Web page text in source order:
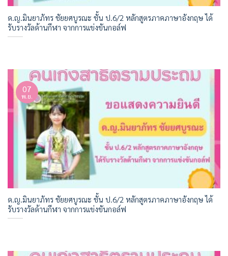
ด.ญ.มินยาภัทร ชัยยศบูรณะ ชั้น ป.6/2 หลักสูตรภาคภาษาอังกฤษ ได้
รับรางวัลด้านกีฬา จากการแข่งขันกอล์ฟ
ด.ญ.มินยาภัทร ชัยยศบูรณะ ชั้น ป.6/2 หลักสูตรภาคภาษาอังกฤษ ได้
รับรางวัลด้านกีฬา จากการแข่งขันกอล์ฟ
07
พ.ย.